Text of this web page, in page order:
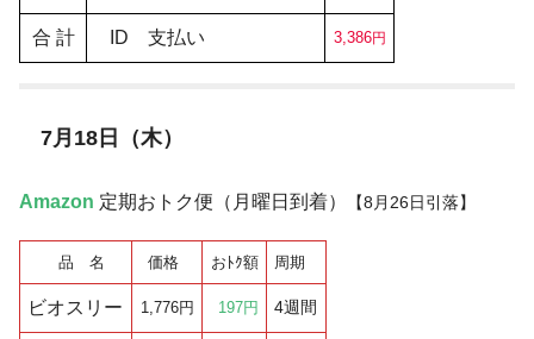
合 計 ID 支払い 3,386円
7月18日（木）
Amazon 定期おトク便（月曜日到着） 【8月26日引落】
品 名 価格 おﾄｸ額 周期
ビオスリー 1,776円 197円 4週間